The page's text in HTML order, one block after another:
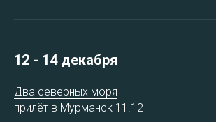
12 - 14 декабря
Два северных моря
прилёт в Мурманск 11.12